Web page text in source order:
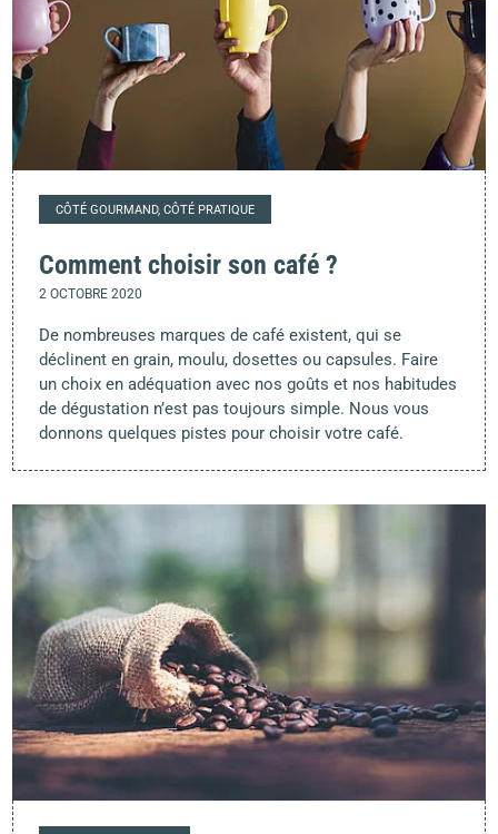
CÔTÉ GOURMAND, CÔTÉ PRATIQUE
Comment choisir son café ?
2 OCTOBRE 2020
De nombreuses marques de café existent, qui se
déclinent en grain, moulu, dosettes ou capsules. Faire
un choix en adéquation avec nos goûts et nos habitudes
de dégustation n’est pas toujours simple. Nous vous
donnons quelques pistes pour choisir votre café.